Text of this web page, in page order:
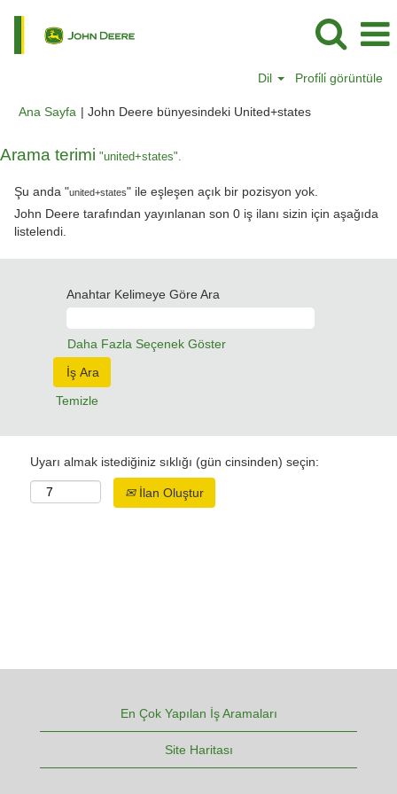
Dil Profi̇li̇ görüntüle
Ana Sayfa | John Deere bünyesindeki United+states(mevcut
Arama terimi "united+states".
Şu anda "united+states" ile eşleşen açık bir pozisyon yok.
John Deere tarafından yayınlanan son 0 iş ilanı sizin için aşağıda
listelendi.
Anahtar Kelimeye Göre Ara
Daha Fazla Seçenek Göster
Temizle
Uyarı almak istediğiniz sıklığı (gün cinsinden) seçin:
İlan Oluştur
En Çok Yapılan İş Aramaları
Site Haritası